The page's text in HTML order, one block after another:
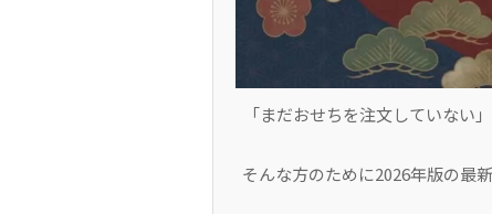
「まだおせちを注文していない
そんな方のために2026年版の最